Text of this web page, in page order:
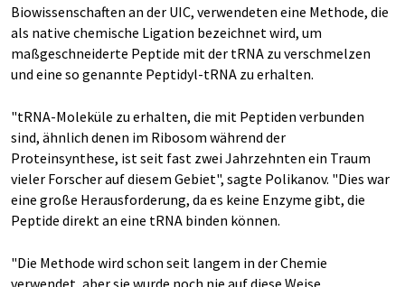
Biowissenschaften an der UIC, verwendeten eine Methode, die
als native chemische Ligation bezeichnet wird, um
maßgeschneiderte Peptide mit der tRNA zu verschmelzen
und eine so genannte Peptidyl-tRNA zu erhalten.
"tRNA-Moleküle zu erhalten, die mit Peptiden verbunden
sind, ähnlich denen im Ribosom während der
Proteinsynthese, ist seit fast zwei Jahrzehnten ein Traum
vieler Forscher auf diesem Gebiet", sagte Polikanov. "Dies war
eine große Herausforderung, da es keine Enzyme gibt, die
Peptide direkt an eine tRNA binden können.
"Die Methode wird schon seit langem in der Chemie